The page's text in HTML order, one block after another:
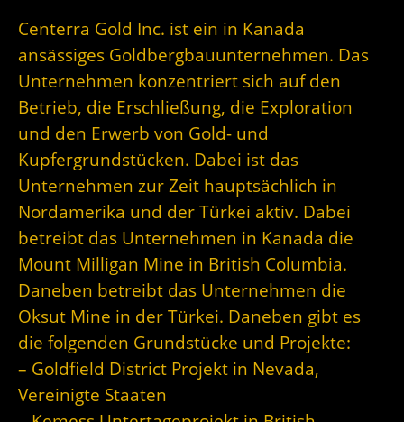
Centerra Gold Inc. ist ein in Kanada
ansässiges Goldbergbauunternehmen. Das
Unternehmen konzentriert sich auf den
Betrieb, die Erschließung, die Exploration
und den Erwerb von Gold- und
Kupfergrundstücken. Dabei ist das
Unternehmen zur Zeit hauptsächlich in
Nordamerika und der Türkei aktiv. Dabei
betreibt das Unternehmen in Kanada die
Mount Milligan Mine in British Columbia.
Daneben betreibt das Unternehmen die
Oksut Mine in der Türkei. Daneben gibt es
die folgenden Grundstücke und Projekte:
– Goldfield District Projekt in Nevada,
Vereinigte Staaten